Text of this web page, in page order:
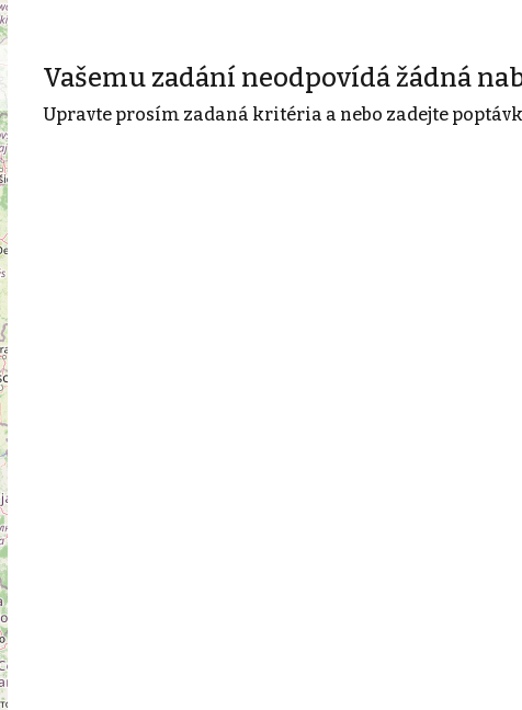
Vašemu zadání neodpovídá žádná
Upravte prosím zadaná kritéria a nebo zadejte